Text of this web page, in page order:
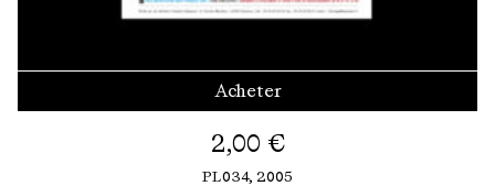
Acheter
2,00 €
PL034, 2005